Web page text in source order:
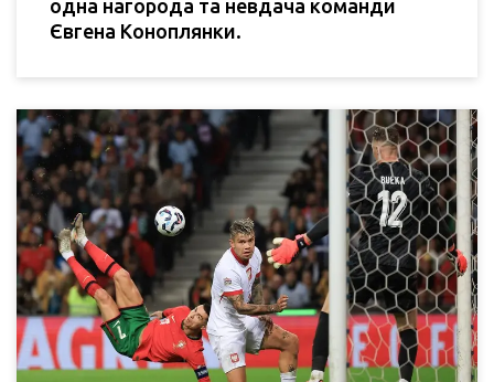
одна нагорода та невдача команди
Євгена Коноплянки.